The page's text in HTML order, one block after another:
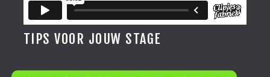
TIPS VOOR JOUW STAGE